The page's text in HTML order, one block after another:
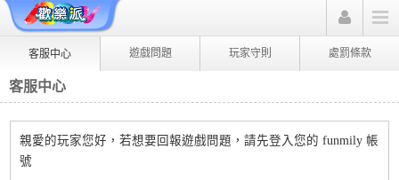
客服中心 遊戲問題 玩家守則 處罰條款
客服中心
親愛的玩家您好，若想要回報遊戲問題，請先登入您的 funmily 帳
號